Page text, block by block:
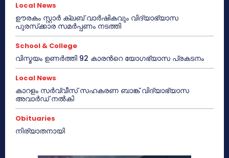
Local News
ഊരകം സ്റ്റാർ ക്ലബ് വാർഷികവും വിദ്യാഭ്യാസ
പുരസ്‌ക്കാര സമർപ്പണം നടത്തി
School & College
വിസ്മയം ഉണർത്തി 92 കാരൻറെ യോഗഭ്യാസ പ്രകടനം
Local News
കാറളം സർവ്വീസ് സഹകരണ ബാങ്ക് വിദ്യാഭ്യാസ
അവാർഡ് നൽകി
Obituaries
നിര്യാതനായി